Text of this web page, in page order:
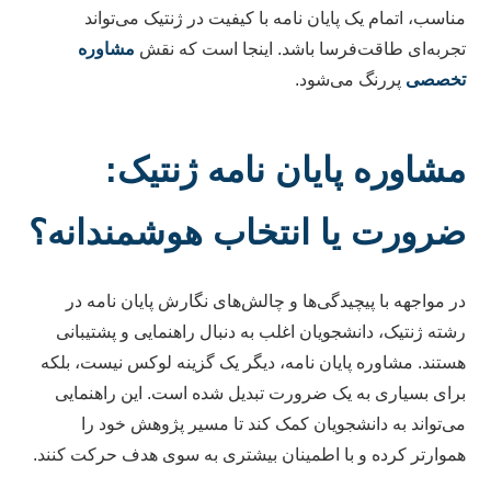
مناسب، اتمام یک پایان نامه با کیفیت در ژنتیک می‌تواند
تجربه‌ای طاقت‌فرسا باشد. اینجا است که نقش مشاوره
تخصصی پررنگ می‌شود.
مشاوره پایان نامه ژنتیک:
ضرورت یا انتخاب هوشمندانه؟
در مواجهه با پیچیدگی‌ها و چالش‌های نگارش پایان نامه در
رشته ژنتیک، دانشجویان اغلب به دنبال راهنمایی و پشتیبانی
هستند. مشاوره پایان نامه، دیگر یک گزینه لوکس نیست، بلکه
برای بسیاری به یک ضرورت تبدیل شده است. این راهنمایی
می‌تواند به دانشجویان کمک کند تا مسیر پژوهش خود را
هموارتر کرده و با اطمینان بیشتری به سوی هدف حرکت کنند.